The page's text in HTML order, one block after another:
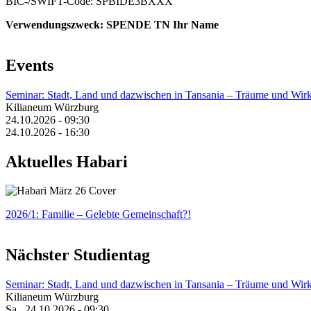
Verwendungszweck: SPENDE TN Ihr Name
Events
Seminar: Stadt, Land und dazwischen in Tansania – Träume und
Kilianeum Würzburg
24.10.2026 - 09:30
24.10.2026 - 16:30
Aktuelles Habari
2026/1: Familie – Gelebte Gemeinschaft?!
Nächster Studientag
Seminar: Stadt, Land und dazwischen in Tansania – Träume und
Kilianeum Würzburg